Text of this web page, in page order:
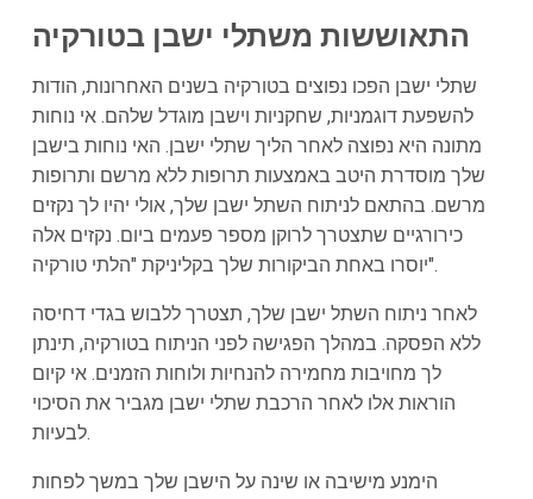
התאוששות משתלי ישבן בטורקיה
שתלי ישבן הפכו נפוצים בטורקיה בשנים האחרונות, הודות
להשפעת דוגמניות, שחקניות וישבן מוגדל שלהם. אי נוחות
מתונה היא נפוצה לאחר הליך שתלי ישבן. האי נוחות בישבן
שלך מוסדרת היטב באמצעות תרופות ללא מרשם ותרופות
מרשם. בהתאם לניתוח השתל ישבן שלך, אולי יהיו לך נקזים
כירורגיים שתצטרך לרוקן מספר פעמים ביום. נקזים אלה
יוסרו באחת הביקורות שלך בקליניקת "הלתי טורקיה".
לאחר ניתוח השתל ישבן שלך, תצטרך ללבוש בגדי דחיסה
ללא הפסקה. במהלך הפגישה לפני הניתוח בטורקיה, תינתן
לך מחויבות מחמירה להנחיות ולוחות הזמנים. אי קיום
הוראות אלו לאחר הרכבת שתלי ישבן מגביר את הסיכוי
לבעיות.
הימנע מישיבה או שינה על הישבן שלך במשך לפחות